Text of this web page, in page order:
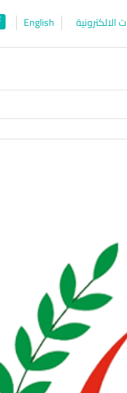
الالكترونية English